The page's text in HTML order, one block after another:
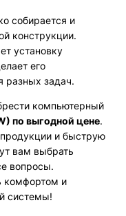
собирается и
конструкции.
установку
его
разных задач.
компьютерный
по выгодной цене.
и быструю
вам выбрать
вопросы.
комфортом и
системы!